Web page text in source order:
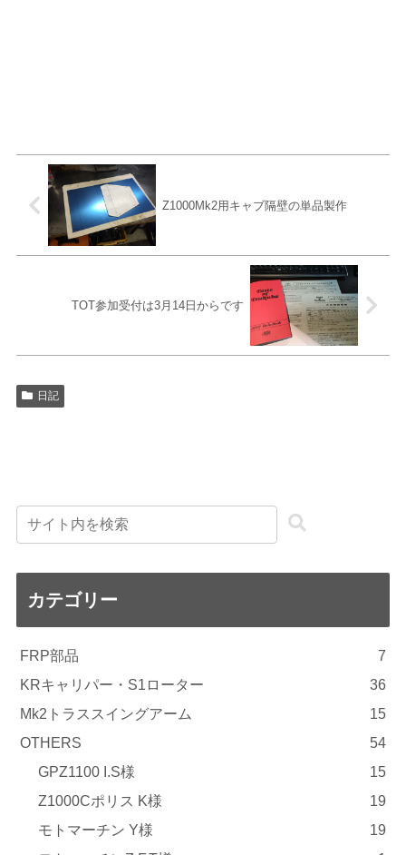
Z1000Mk2用キャブ隔壁の単品製作
TOT参加受付は3月14日からです
日記
カテゴリー
FRP部品
7
KRキャリパー・S1ローター
36
Mk2トラススイングアーム
15
OTHERS
54
GPZ1100 I.S様
15
Z1000Cポリス K様
19
モトマーチン Y様
19